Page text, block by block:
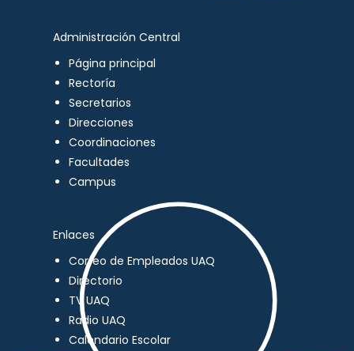
Administración Central
Página principal
Rectoría
Secretarios
Direcciones
Coordinaciones
Facultades
Campus
Enlaces
Correo de Empleados UAQ
Directorio
TV UAQ
Radio UAQ
Calendario Escolar